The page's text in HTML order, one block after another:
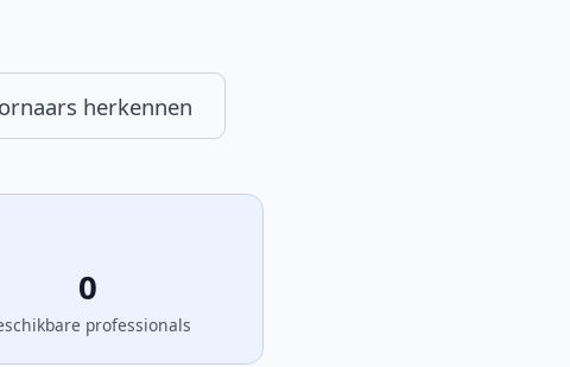
herkennen
0
professionals